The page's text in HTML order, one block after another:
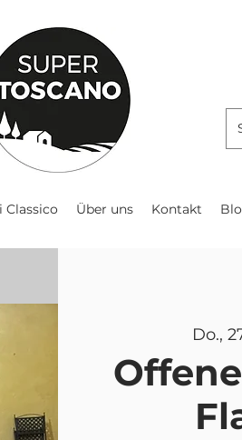
Classico Über uns Kontakt
Do.,